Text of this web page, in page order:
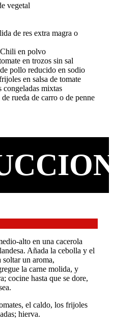
vegetal
de res extra magra o
en polvo
en trozos sin sal
pollo reducido en sodio
en salsa de tomate
congeladas mixtas
rueda de carro o de penne
alto en una cacerola
Añada la cebolla y el
soltar un aroma,
la carne molida, y
cocine hasta que se dore,
el caldo, los frijoles
hierva.